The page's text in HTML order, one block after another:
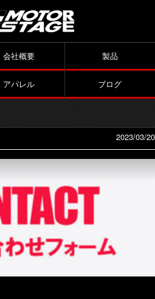
会社概要 製品
アパレル ブログ
2023/03/20